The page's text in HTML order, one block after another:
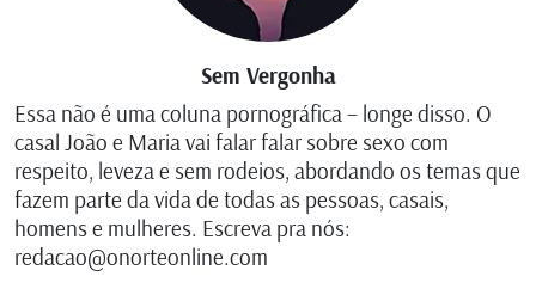
Sem Vergonha
Essa não é uma coluna pornográfica – longe disso. O
casal João e Maria vai falar falar sobre sexo com
respeito, leveza e sem rodeios, abordando os temas que
fazem parte da vida de todas as pessoas, casais,
homens e mulheres. Escreva pra nós:
redacao@onorteonline.com